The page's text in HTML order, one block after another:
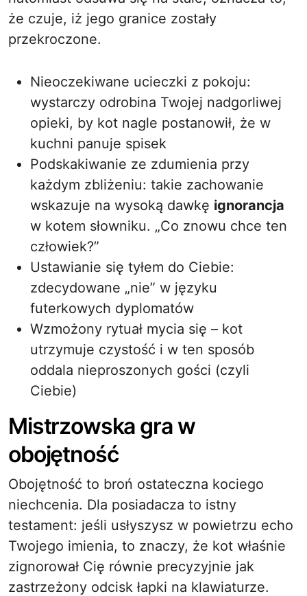
że czuje, iż jego granice zostały
przekroczone.
Nieoczekiwane ucieczki z pokoju:
wystarczy odrobina Twojej nadgorliwej
opieki, by kot nagle postanowił, że w
kuchni panuje spisek
Podskakiwanie ze zdumienia przy
każdym zbliżeniu: takie zachowanie
wskazuje na wysoką dawkę ignorancja
w kotem słowniku. „Co znowu chce ten
człowiek?”
Ustawianie się tyłem do Ciebie:
zdecydowane „nie” w języku
futerkowych dyplomatów
Wzmożony rytuał mycia się – kot
utrzymuje czystość i w ten sposób
oddala nieproszonych gości (czyli
Ciebie)
Mistrzowska gra w
obojętność
Obojętność to broń ostateczna kociego
niechcenia. Dla posiadacza to istny
testament: jeśli usłyszysz w powietrzu echo
Twojego imienia, to znaczy, że kot właśnie
zignorował Cię równie precyzyjnie jak
zastrzeżony odcisk łapki na klawiaturze.